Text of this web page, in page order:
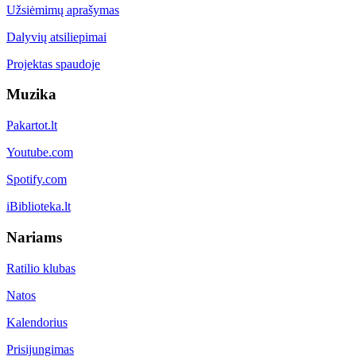
Užsiėmimų aprašymas
Dalyvių atsiliepimai
Projektas spaudoje
Muzika
Pakartot.lt
Youtube.com
Spotify.com
iBiblioteka.lt
Nariams
Ratilio klubas
Natos
Kalendorius
Prisijungimas